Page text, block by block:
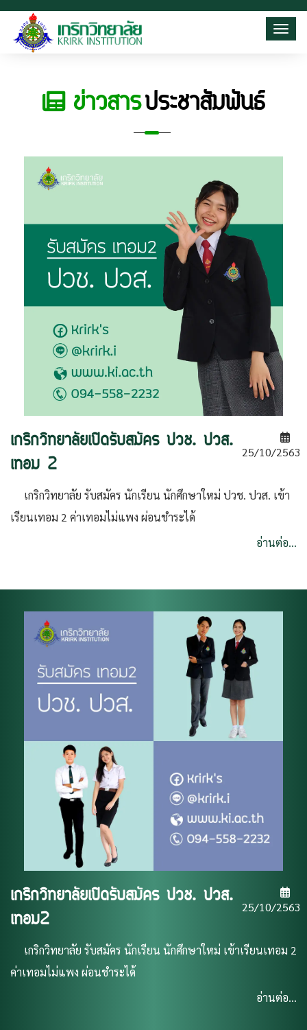
ข่าวสารประชาสัมพันธ์
เกริกวิทยาลัยเปิดรับสมัคร ปวช. ปวส.
เทอม 2
25/10/2563
เกริกวิทยาลัย รับสมัคร นักเรียน นักศึกษาใหม่ ปวช. ปวส. เข้า
เรียนเทอม 2 ค่าเทอมไม่แพง ผ่อนชำระได้
อ่านต่อ...
เกริกวิทยาลัยเปิดรับสมัคร ปวช. ปวส.
เทอม2
25/10/2563
เกริกวิทยาลัย รับสมัคร นักเรียน นักศึกษาใหม่ เข้าเรียนเทอม 2
ค่าเทอมไม่แพง ผ่อนชำระได้
อ่านต่อ...